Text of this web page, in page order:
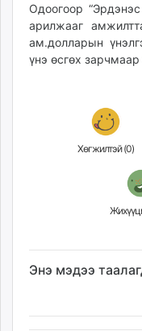
fact.mn
itoim.mn
tumen.mn
shuum.mn
tvmongolia.mn
unread.today
Одоогоор
арилжааг
ам.долларын
үнэ өсгөх
Хөгжилтэй (0)
Энэ мэдээ